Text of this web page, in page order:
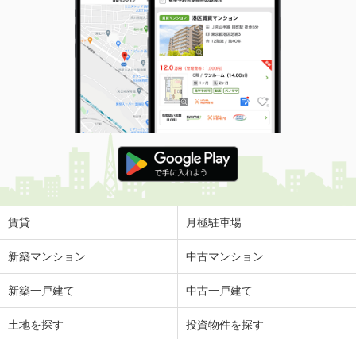
群馬県前橋市国領町１
価 格
1,790万円
住 所
群馬県前橋市国領町１
専有面積 89.5m²
間取り
3SLDK
群馬県前橋市古市町１丁目
価 格
310万円
住 所
群馬県前橋市古市町１丁目
専有面積
群馬県前橋市大手町２
1,290万円
賃貸 月極駐車場
新築マンション 中古マンション
新築一戸建て 中古一戸建て
土地を探す 投資物件を探す